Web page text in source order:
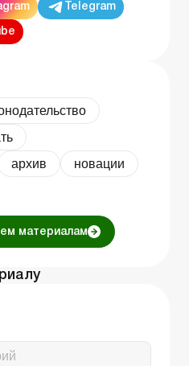
Telegram
архив
новации
материалам